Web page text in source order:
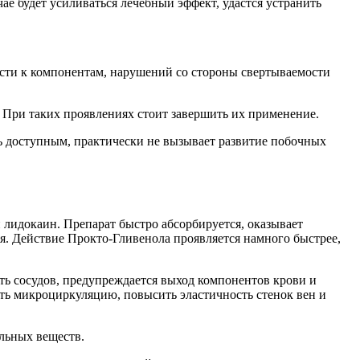
усиливаться лечебный эффект, удастся устранить
к компонентам, нарушений со стороны свертываемости
таких проявлениях стоит завершить их применение.
доступным, практически не вызывает развитие побочных
Препарат быстро абсорбируется, оказывает
Действие Прокто-Гливенола проявляется намного быстрее,
сосудов, предупреждается выход компонентов крови и
микроциркуляцию, повысить эластичность стенок вен и
веществ.